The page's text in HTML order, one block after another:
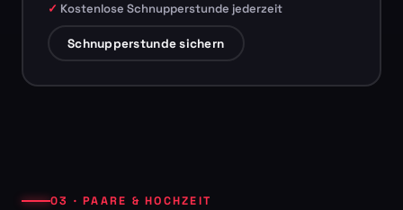
Kostenlose Schnupperstunde jederzeit
Schnupperstunde sichern
03 · PAARE & HOCHZEIT